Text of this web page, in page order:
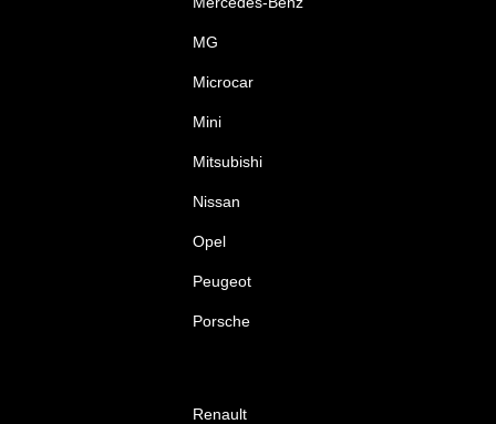
MG
Microcar
Mini
Mitsubishi
Nissan
Opel
Peugeot
Porsche
Renault